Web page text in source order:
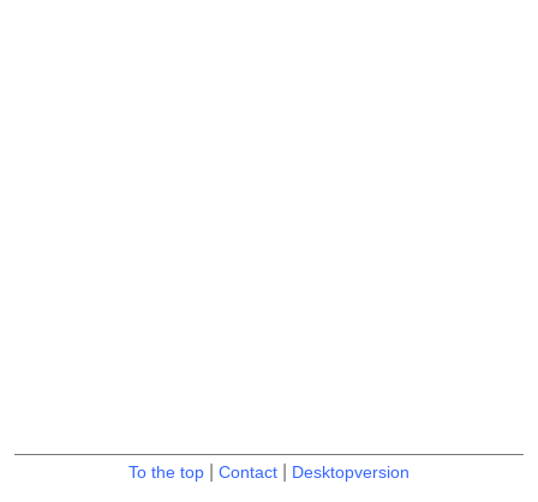
To the top Contact Desktopversion